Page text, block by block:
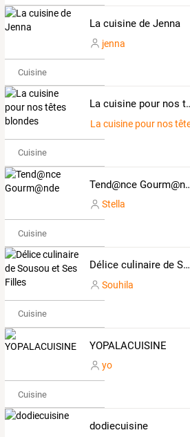
La cuisine de Jenna
jenna
Cuisine
La cuisine
La cuisine pour nos
Cuisine
Tend@nce
Stella
Cuisine
Délice culinaire de Sousou et Ses Filles
Souhila
Cuisine
YOPALACUISINE
yo
Cuisine
dodiecuisine